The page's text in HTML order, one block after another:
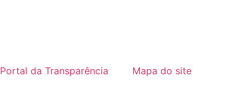
Portal da Transparência Mapa do site